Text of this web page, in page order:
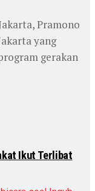
Pramono
yang
gerakan
Ikut Terlibat